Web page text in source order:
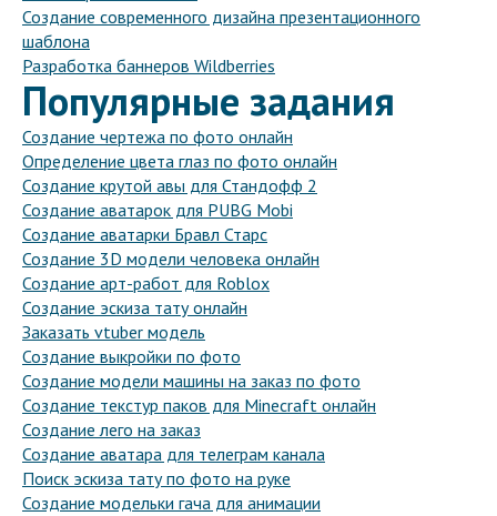
Создание современного дизайна презентационного
шаблона
Разработка баннеров Wildberries
Популярные задания
Создание чертежа по фото онлайн
Определение цвета глаз по фото онлайн
Создание крутой авы для Стандофф 2
Создание аватарок для PUBG Mobi
Создание аватарки Бравл Старс
Создание 3D модели человека онлайн
Создание арт-работ для Roblox
Создание эскиза тату онлайн
Заказать vtuber модель
Создание выкройки по фото
Создание модели машины на заказ по фото
Создание текстур паков для Minecraft онлайн
Создание лего на заказ
Создание аватара для телеграм канала
Поиск эскиза тату по фото на руке
Создание модельки гача для анимации